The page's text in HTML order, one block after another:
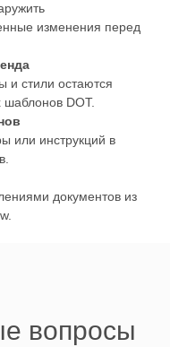
изменения перед
и стили остаются
шаблонов DOT.
или инструкций в
документов из
вопросы